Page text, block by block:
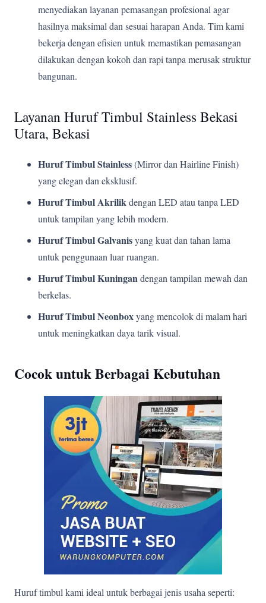
menyediakan layanan pemasangan profesional agar
hasilnya maksimal dan sesuai harapan Anda. Tim kami
bekerja dengan efisien untuk memastikan pemasangan
dilakukan dengan kokoh dan rapi tanpa merusak struktur
bangunan.
Layanan Huruf Timbul Stainless Bekasi
Utara, Bekasi
Huruf Timbul Stainless(Mirror dan Hairline Finish)
yang elegan dan eksklusif.
Huruf Timbul Akrilikdengan LED atau tanpa LED
untuk tampilan yang lebih modern.
Huruf Timbul Galvanisyang kuat dan tahan lama
untuk penggunaan luar ruangan.
Huruf Timbul Kuningandengan tampilan mewah dan
berkelas.
Huruf Timbul Neonboxyang mencolok di malam hari
untuk meningkatkan daya tarik visual.
Cocok untuk Berbagai Kebutuhan
Huruf timbul kami ideal untuk berbagai jenis usaha seperti: